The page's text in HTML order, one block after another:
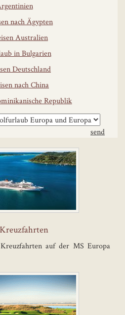
nach Ägypten
Australien
in Bulgarien
Deutschland
nach China
Republik
auf der MS Europa